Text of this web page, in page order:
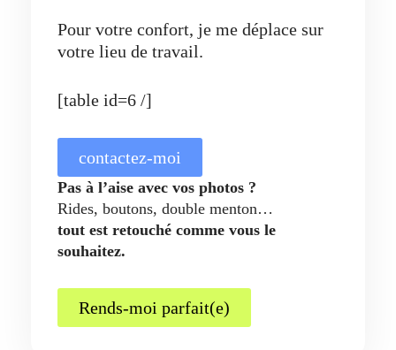
Pour votre confort, je me déplace sur
votre lieu de travail.
[table id=6 /]
contactez-moi
Pas à l’aise avec vos photos ?
Rides, boutons, double menton…
tout est retouché comme vous le
souhaitez.
Rends-moi parfait(e)